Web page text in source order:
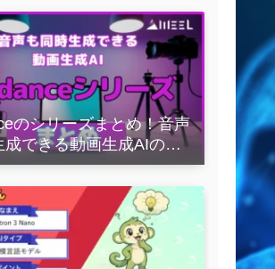
のシリーズまとめ！音声
成できる動画生成AIの全